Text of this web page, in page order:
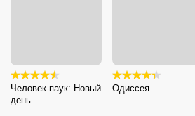
Человек-паук: Новый
день
Одиссея